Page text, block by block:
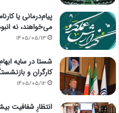
پیام‌درمانی یا
می‌خواهند، نه
1405/05/13
شستا در سایه
کارگران و
1405/05/12
انتظارِ شفافیت